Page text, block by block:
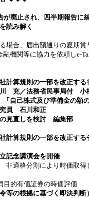
が廃止され、四半期報告に
読み解く
場合、届出額通りの夏期
機関等に協力を依頼しe-
計算規則の一部を改正す
充／法務省民事局付 小
自己株式及び準備金の額
員 石川和正
の見直しを検討 編集部
計算規則の一部を改正す
記念講演会を開催
非適格分割により時価取
目的有価証券の時価評価
等の根拠に基づく即決判断